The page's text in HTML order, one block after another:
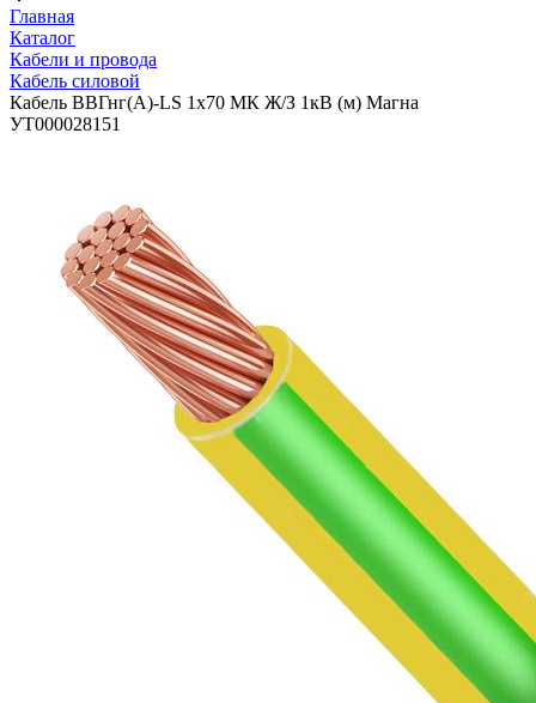
Главная
Каталог
Кабели и провода
Кабель силовой
Кабель ВВГнг(А)-LS 1х70 МК Ж/З 1кВ (м) Магна
УТ000028151